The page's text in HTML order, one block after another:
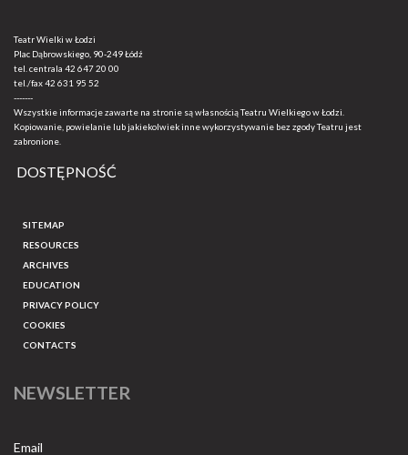
Teatr Wielki w Łodzi
Plac Dąbrowskiego, 90-249 Łódź
tel. centrala 42 647 20 00
tel./fax42 631 95 52
-------
Wszystkie informacje zawarte na stronie są własnością Teatru Wielkiego w Łodzi.
Kopiowanie, powielanie lub jakiekolwiek inne wykorzystywanie bez zgody Teatru jest
zabronione.
DOSTĘPNOŚĆ
SITEMAP
RESOURCES
ARCHIVES
EDUCATION
PRIVACY POLICY
COOKIES
CONTACTS
NEWSLETTER
Email